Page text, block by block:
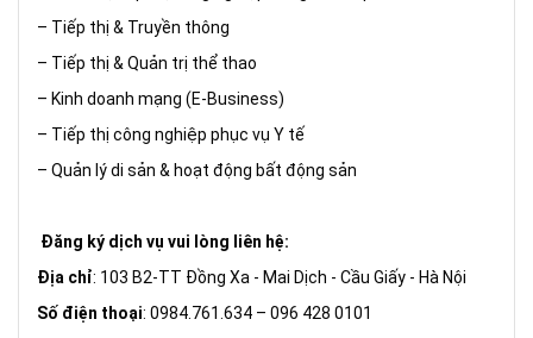
– Tiếp thị & Truyền thông
– Tiếp thị & Quản trị thể thao
– Kinh doanh mạng (E-Business)
– Tiếp thị công nghiệp phục vụ Y tế
– Quản lý di sản & hoạt động bất động sản
Đăng ký dịch vụ vui lòng liên hệ:
Địa chỉ: 103 B2-TT Đồng Xa - Mai Dịch - Cầu Giấy - Hà Nội
Số điện thoại: 0984.761.634 – 096 428 0101